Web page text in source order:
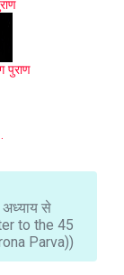
पुराण
अध्याय से
to the 45
Parva))